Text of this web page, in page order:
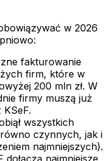
w 2026
fakturowanie
firm, które w
200 mln zł. W
firmy muszą już
wszystkich
czynnych, jak i
najmniejszych).